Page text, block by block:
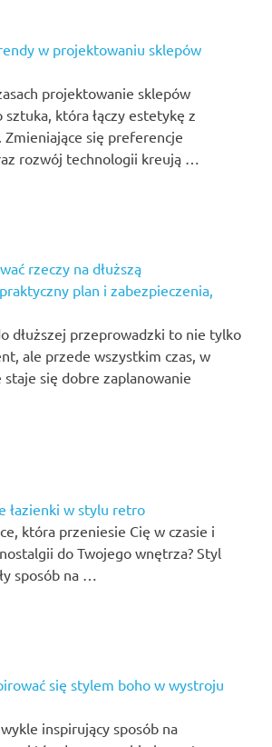
w projektowaniu sklepów
projektowanie sklepów
która łączy estetykę z
Zmieniające się preferencje
rozwój technologii kreują …
rzeczy na dłuższą
plan i zabezpieczenia,
dłuższej przeprowadzki to nie tylko
ale przede wszystkim czas, w
się dobre zaplanowanie
łazienki w stylu retro
która przeniesie Cię w czasie i
do Twojego wnętrza? Styl
sposób na …
się stylem boho w wystroju
inspirujący sposób na